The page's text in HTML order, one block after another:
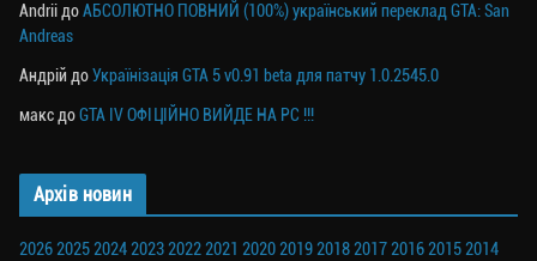
AndriiдоАБСОЛЮТНО ПОВНИЙ (100%) український переклад GTA: San
Andreas
Андрій доУкраїнізація GTA 5 v0.91 beta для патчу 1.0.2545.0
максдоGTA IV ОФІЦІЙНО ВИЙДЕ НА PC !!!
Архів новин
202620252024202320222021 2020201920182017201620152014